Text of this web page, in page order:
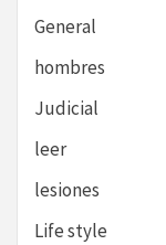
General
hombres
Judicial
leer
lesiones
Life style